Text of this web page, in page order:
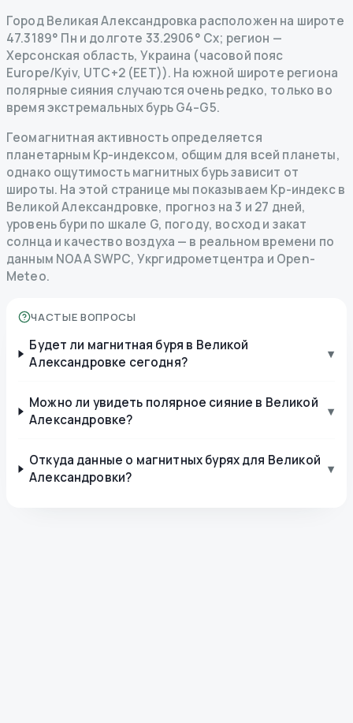
Город Великая Александровка расположен на широте
47.3189° Пн и долготе 33.2906° Сх; регион —
Херсонская область, Украина (часовой пояс
Europe/Kyiv, UTC+2 (EET)). На южной широте региона
полярные сияния случаются очень редко, только во
время экстремальных бурь G4–G5.
Геомагнитная активность определяется
планетарным Kp-индексом, общим для всей планеты,
однако ощутимость магнитных бурь зависит от
широты. На этой странице мы показываем Kp-индекс в
Великой Александровке, прогноз на 3 и 27 дней,
уровень бури по шкале G, погоду, восход и закат
солнца и качество воздуха — в реальном времени по
данным NOAA SWPC, Укргидрометцентра и Open-
Meteo.
ЧАСТЫЕ ВОПРОСЫ
Будет ли магнитная буря в Великой
Александровке сегодня?
▾
Можно ли увидеть полярное сияние в Великой
Александровке?
▾
Откуда данные о магнитных бурях для Великой
Александровки?
▾